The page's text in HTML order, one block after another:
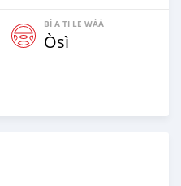
BÍ A TI LE WÀÁ
Òsì